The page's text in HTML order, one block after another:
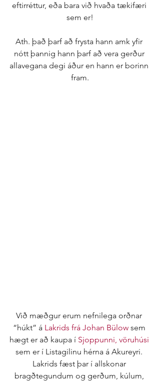
eftirréttur, eða bara við hvaða tækifæri
sem er!
Ath. það þarf að frysta hann amk yfir
nótt þannig hann þarf að vera gerður
allavegana degi áður en hann er borinn
fram.
Við mæðgur erum nefnilega orðnar
“húkt” á Lakrids frá Johan Bülow sem
hægt er að kaupa í Sjoppunni, vöruhúsi
sem er í Listagilinu hérna á Akureyri.
Lakrids fæst þar í allskonar
bragðtegundum og gerðum, kúlum,